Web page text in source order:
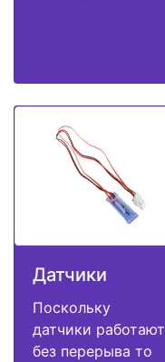
Датчики
Поскольку
датчики работают
без перерыва то